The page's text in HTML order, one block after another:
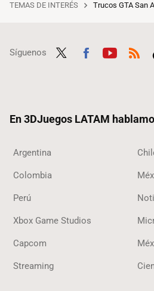
TEMAS DE INTERÉS Trucos GTA San
Síguenos
En 3DJuegos LATAM
Argentina
Colombia
Perú
Xbox Game Studios
Capcom
Streaming